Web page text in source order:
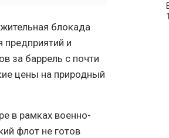
блокада
предприятий и
за баррель с почти
цены на природный
в рамках военно-
флот не готов